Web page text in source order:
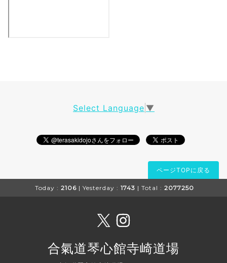
Select Language ▼
ページTOPに戻る
Today : 2106 | Yesterday : 1743 | Total : 2077250
合氣道琴心館寺崎道場